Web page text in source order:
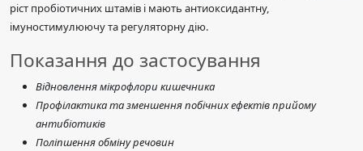
ріст пробіотичних штамів і мають антиоксидантну,
імуностимулюючу та регуляторну дію.
Показання до застосування
Відновлення мікрофлори кишечника
Профілактика та зменшення побічних ефектів прийому
антибіотиків
Поліпшення обміну речовин